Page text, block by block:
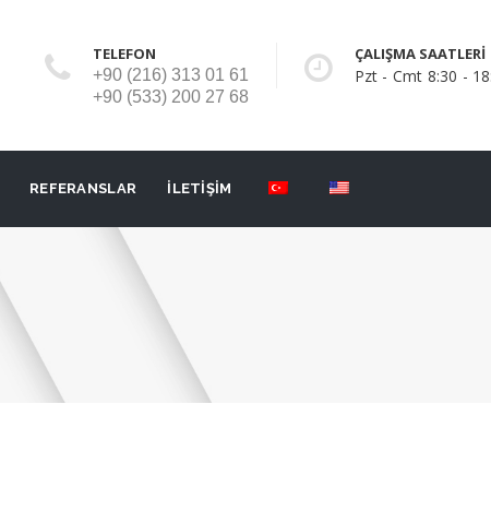
TELEFON
+90 (216) 313 01 61
+90 (533) 200 27 68
ÇALIŞMA SAATLERİ
Pzt - Cmt 8:30 -
REFERANSLAR İLETİŞİM